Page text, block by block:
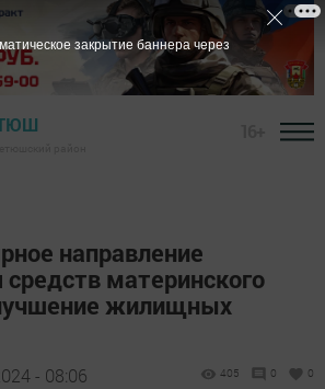
направление
средств материнского
жилищных
- 08:06 405 0 0
закрытие баннера через